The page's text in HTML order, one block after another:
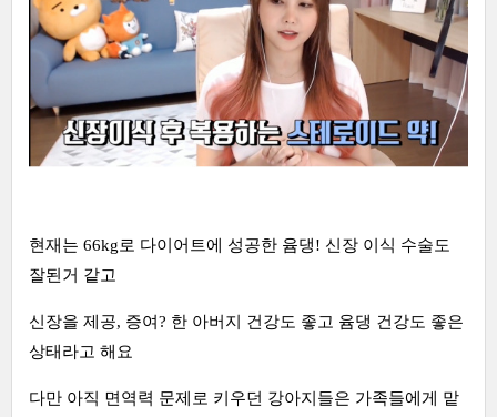
현재는 66kg로 다이어트에 성공한 윰댕! 신장 이식 수술도
잘된거 같고
신장을 제공, 증여? 한 아버지 건강도 좋고 윰댕 건강도 좋은
상태라고 해요
다만 아직 면역력 문제로 키우던 강아지들은 가족들에게 맡